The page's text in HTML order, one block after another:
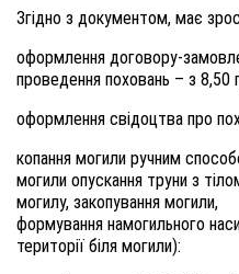
Згідно з документом, має
оформлення договору-
проведення поховань – з 8,50
оформлення свідоцтва про
копання могили ручним
могили опускання труни з
могилу, закопування могили,
формування намогильного
території біля могили):